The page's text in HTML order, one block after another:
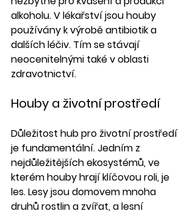
alkoholu. V lékařství jsou houby
používány k výrobě antibiotik a
dalších léčiv. Tím se stávají
neocenitelnými také v oblasti
zdravotnictví.
Houby a životní prostředí
Důležitost hub pro životní prostředí
je fundamentální. Jedním z
nejdůležitějších ekosystémů, ve
kterém houby hrají klíčovou roli, je
les. Lesy jsou domovem mnoha
druhů rostlin a zvířat, a lesní